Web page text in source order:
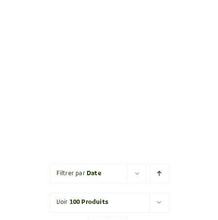
Filtrer par Date
Voir 100 Produits